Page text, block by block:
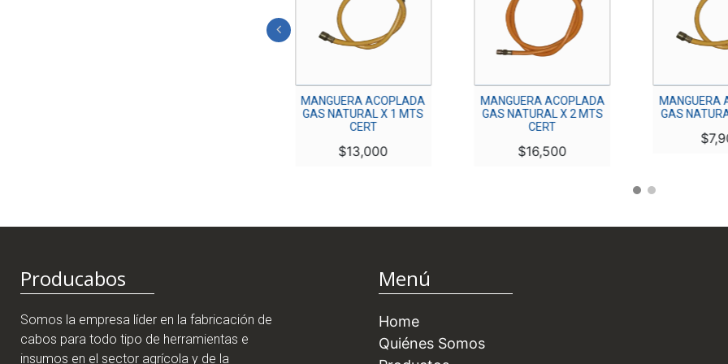
MANGUERA ACOPLADA
GAS NATURAL X 1 MTS
CERT
$13,000
MANGUERA ACOPLADA
GAS NATURAL X 2 MTS
CERT
$16,500
MANGUERA
GAS
$
Producabos
Somos la empresa líder en la fabricación de
cabos para todo tipo de herramientas e
insumos en el sector agrícola y de la
Menú
Home
Quiénes Somos